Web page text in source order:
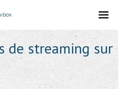
de streaming sur